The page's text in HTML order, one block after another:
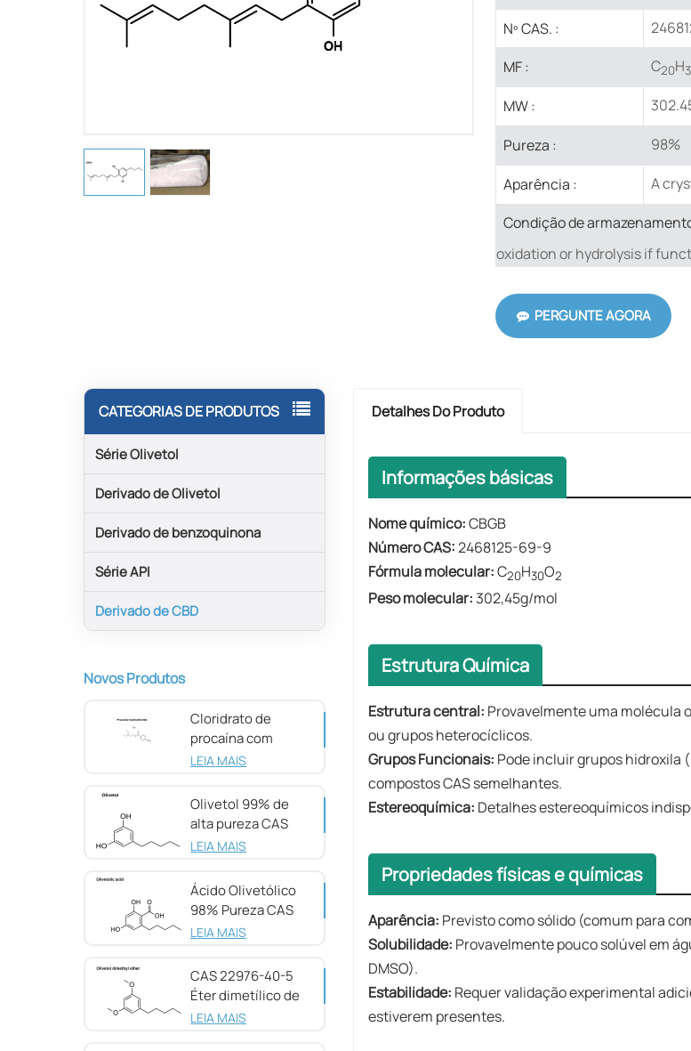
Nº CAS. :
MF : C20H
MW :
Pureza : 98%
Aparência : A
Condição de
oxidation or hydrolysis if
PERGUNTE AGORA
CATEGORIAS DE PRODUTOS
Série Olivetol
Derivado de Olivetol
Derivado de benzoquinona
Série API
Derivado de CBD
Novos Produtos
Cloridrato de
procaína com
pureza de 98%
LEIA MAIS
Olivetol 99% de
alta pureza CAS
500-66-3
LEIA MAIS
Ácido Olivetólico
98% Pureza CAS
491-72-5
LEIA MAIS
CAS 22976-40-5
Éter dimetílico de
olivetol, 98%
LEIA MAIS
Detalhes Do Produto
Informações básicas
Nome químico:CBGB
Número CAS:2468125-69-9
Fórmula molecular:C20H30O2
Peso molecular: 302,45g/mol
Estrutura Química
Estrutura central: Provavelmente uma molécula
ou grupos heterocíclicos.
Grupos Funcionais: Pode incluir grupos hidroxila
compostos CAS semelhantes.
Estereoquímica: Detalhes estereoquímicos
Propriedades físicas e químicas
Aparência: Previsto como sólido (comum para
Solubilidade: Provavelmente pouco solúvel em
DMSO).
Estabilidade: Requer validação experimental
estiverem presentes.